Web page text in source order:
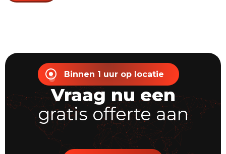
Binnen 1 uur op locatie
Vraag nu een
gratis offerte aan